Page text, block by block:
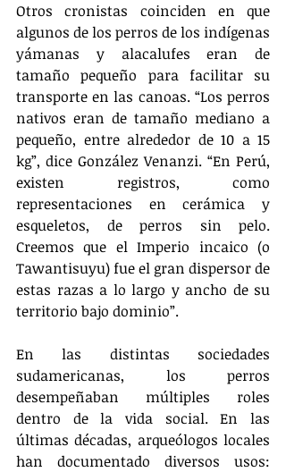
Otros cronistas coinciden en que
algunos de los perros de los indígenas
yámanas y alacalufes eran de
tamaño pequeño para facilitar su
transporte en las canoas. “Los perros
nativos eran de tamaño mediano a
pequeño, entre alrededor de 10 a 15
kg”, dice González Venanzi. “En Perú,
existen registros, como
representaciones en cerámica y
esqueletos, de perros sin pelo.
Creemos que el Imperio incaico (o
Tawantisuyu) fue el gran dispersor de
estas razas a lo largo y ancho de su
territorio bajo dominio”.
En las distintas sociedades
sudamericanas, los perros
desempeñaban múltiples roles
dentro de la vida social. En las
últimas décadas, arqueólogos locales
han documentado diversos usos: